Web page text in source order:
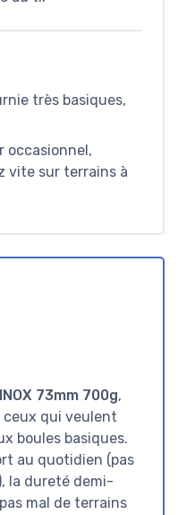
très basiques,
occasionnel,
vite sur terrains à
73mm 700g,
ceux qui veulent
boules basiques.
au quotidien (pas
la dureté demi-
mal de terrains